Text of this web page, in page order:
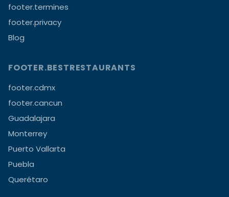
footer.termines
footer.privacy
Blog
FOOTER.BESTRESTAURANTS
footer.cdmx
footer.cancun
Guadalajara
Monterrey
Puerto Vallarta
Puebla
Querétaro